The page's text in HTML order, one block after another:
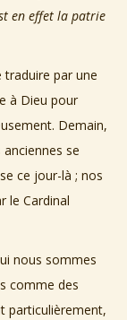
en effet la patrie
traduire par une
à Dieu pour
Demain,
anciennes se
ce jour-là ; nos
le Cardinal
nous sommes
comme des
particulièrement,